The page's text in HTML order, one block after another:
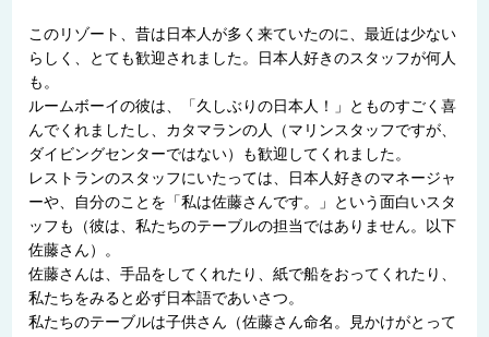
このリゾート、昔は日本人が多く来ていたのに、最近は少ない
らしく、とても歓迎されました。日本人好きのスタッフが何人
も。
ルームボーイの彼は、「久しぶりの日本人！」とものすごく喜
んでくれましたし、カタマランの人（マリンスタッフですが、
ダイビングセンターではない）も歓迎してくれました。
レストランのスタッフにいたっては、日本人好きのマネージャ
ーや、自分のことを「私は佐藤さんです。」という面白いスタ
ッフも（彼は、私たちのテーブルの担当ではありません。以下
佐藤さん）。
佐藤さんは、手品をしてくれたり、紙で船をおってくれたり、
私たちをみると必ず日本語であいさつ。
私たちのテーブルは子供さん（佐藤さん命名。見かけがとって